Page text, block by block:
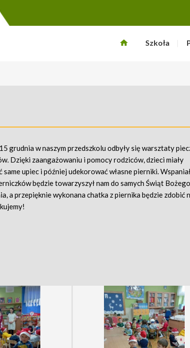
Szkoła
grudnia w naszym przedszkolu odbyły się warsztaty
Dzięki zaangażowaniu i pomocy rodziców, dzieci miały
same upiec i później udekorować własne pierniki.
będzie towarzyszył nam do samych Świąt Bożego
a przepięknie wykonana chatka z piernika będzie zdobić